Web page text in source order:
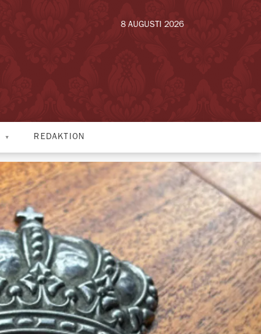
8 AUGUSTI 2026
REDAKTION